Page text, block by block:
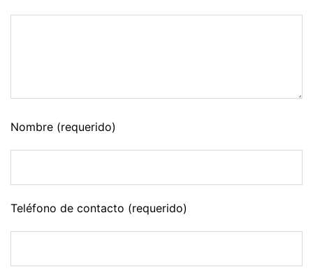
Nombre (requerido)
Teléfono de contacto (requerido)